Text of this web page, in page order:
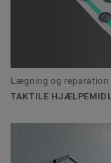
Lægning og reparation
TAKTILE